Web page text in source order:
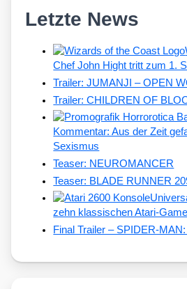
Letzte News
Chef John Hight tritt zum 1.
Trailer: JUMANJI – OPEN
Trailer: CHILDREN OF
Kommentar: Aus der Zeit
Sexismus
Teaser: NEUROMANCER
Teaser: BLADE RUNNER
zehn klassischen Atari-
Final Trailer – SPIDER-